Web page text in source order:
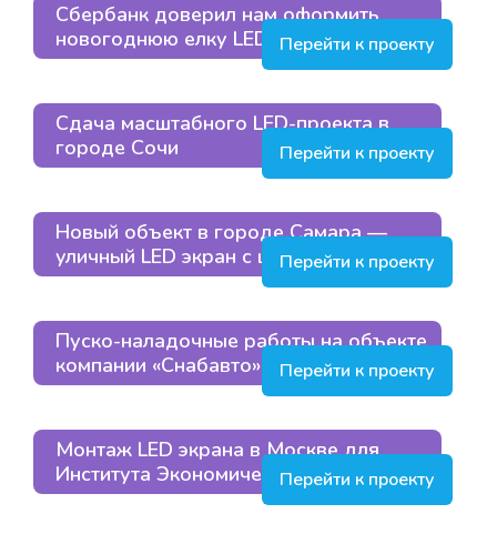
Сбербанк доверил нам оформить
новогоднюю елку LED-экраномПерейти к проекту
Сдача масштабного LED-проекта в
городе Сочи
Перейти к проекту
Новый объект в городе Самара —
уличный LED экран с шагом пикселя Р8
Перейти к проекту
Пуско-наладочные работы на объекте
компании «Снабавто» в Люберцах
Перейти к проекту
Монтаж LED экрана в Москве для
Института Экономического Развития
Перейти к проекту